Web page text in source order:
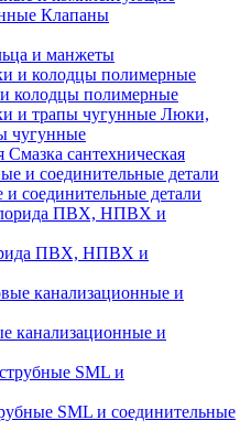
Клапаны
и манжеты
колодцы полимерные
Люки,
чугунные
Смазка сантехническая
соединительные детали
ПВХ, НПВХ и
канализационные и
SML и соединительные